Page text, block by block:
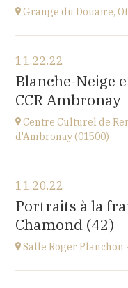
Grange du Douaire,
Grange du Douaire,
Espace du Coeur de
BELGIQUE
Go to site
11.22.22
Blanche-Neige
CCR Ambronay
Centre Culturel de
d'Ambronay (01500)
Place de l'Abbaye
at10H
11.20.22
Portraits à la
Chamond (42)
Salle Roger Planchon